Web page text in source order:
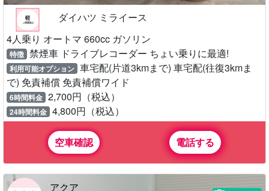
ダイハツ ミライース
4人乗り オートマ 660cc ガソリン
特徴 禁煙車 ドライブレコーダー ちょい乗りに最適!
利用可能オプション 車宅配(片道3kmまで) 車宅配(往復3kmま
で) 免責補償 免責補償ワイド
6時間料金 2,700円（税込）
24時間料金 4,800円（税込）
空車確認 電話する
アクア